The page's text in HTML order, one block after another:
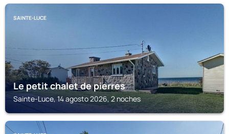
SAINTE-LUCE
Le petit chalet de pierres
Sainte-Luce, 14 agosto 2026, 2 noches